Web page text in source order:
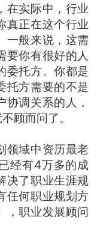
实际中，行业
真正在这个行业
一般来说，这需
要你有很好的人
委托方。你都是
托方需要的不是
调关系的人，
顾而问了。
域中资历最老
经有4万多的成
决了职业生涯规
任何职业规划方
，职业发展顾问